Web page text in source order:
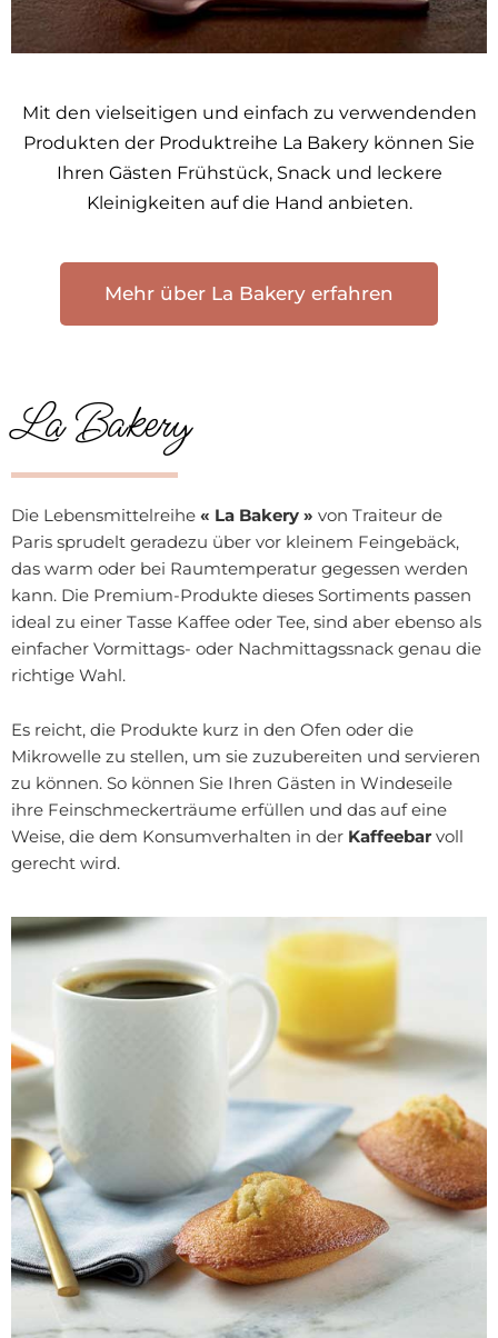
Mit den vielseitigen und einfach zu verwendenden
Produkten der Produktreihe La Bakery können Sie
Ihren Gästen Frühstück, Snack und leckere
Kleinigkeiten auf die Hand anbieten.
Mehr über La Bakery erfahren
La Bakery
Die Lebensmittelreihe « La Bakery » von Traiteur de
Paris sprudelt geradezu über vor kleinem Feingebäck,
das warm oder bei Raumtemperatur gegessen werden
kann. Die Premium-Produkte dieses Sortiments passen
ideal zu einer Tasse Kaffee oder Tee, sind aber ebenso als
einfacher Vormittags- oder Nachmittagssnack genau die
richtige Wahl.
Es reicht, die Produkte kurz in den Ofen oder die
Mikrowelle zu stellen, um sie zuzubereiten und servieren
zu können. So können Sie Ihren Gästen in Windeseile
ihre Feinschmeckerträume erfüllen und das auf eine
Weise, die dem Konsumverhalten in der Kaffeebar voll
gerecht wird.